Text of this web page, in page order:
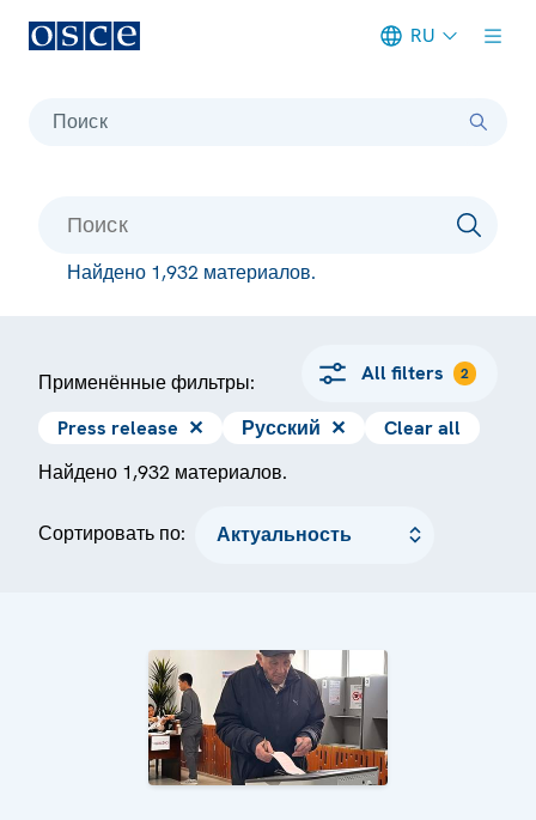
RU
Поиск
Найдено 1,932 материалов.
Применённые фильтры: All filters 2
Press release ✕ Русский ✕
Clear all
Найдено 1,932 материалов.
Сортировать по: